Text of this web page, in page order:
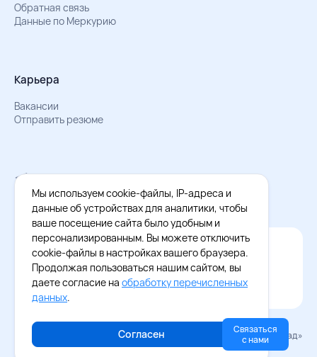
Обратная связь
Данные по Меркурию
Карьера
Вакансии
Отправить резюме
Мы в Телеграм
Документы об обработке персональных данных
Охрана труда – результаты СОУТ
Официальное приложение Восток - Запад
Cкачайте бесплатное приложение
© 2026 «Восток–Запад»
Связаться
с нами
Мы используем cookie-файлы, IP-адреса и
данные об устройствах для аналитики, чтобы
ваше посещение сайта было удобным и
персонализированным. Вы можете отключить
cookie-файлы в настройках вашего браузера.
Продолжая пользоваться нашим сайтом, вы
даете согласие на обработку перечисленных
данных.
Согласен